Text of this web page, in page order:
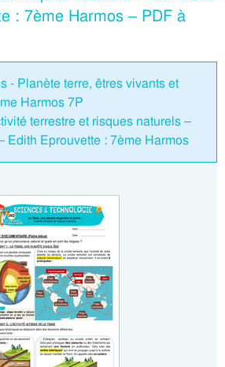
: 7ème Harmos – PDF à
- Planète terre, êtres vivants et
Harmos 7P
terrestre et risques naturels –
Edith Eprouvette : 7ème Harmos